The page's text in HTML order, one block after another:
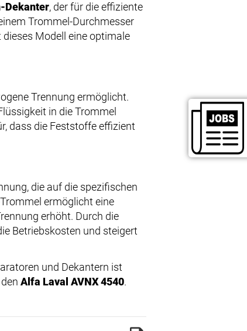
Dekanter, der für die effiziente
Trommel-Durchmesser
Modell eine optimale
Trennung ermöglicht.
in die Trommel
dass die Feststoffe effizient
die auf die spezifischen
ermöglicht eine
erhöht. Durch die
Betriebskosten und steigert
und Dekantern ist
Alfa Laval AVNX 4540.